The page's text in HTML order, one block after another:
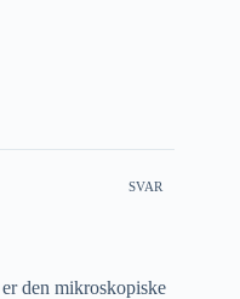
SVAR
den mikroskopiske